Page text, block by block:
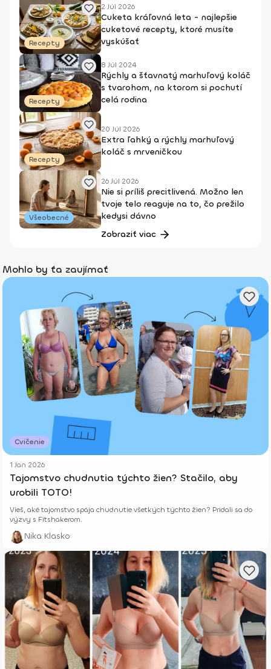
Recepty
2 Júl 2026
Cuketa kráľovná leta - najlepšie
cuketové recepty, ktoré musíte
vyskúšať
Recepty
8 Júl 2024
Rýchly a šťavnatý marhuľový koláč
s tvarohom, na ktorom si pochutí
celá rodina
Recepty
20 Júl 2026
Extra ľahký a rýchly marhuľový
koláč s mrveničkou
Všeobecné
26 Júl 2026
Nie si príliš precitlivená. Možno len
tvoje telo reaguje na to, čo prežilo
kedysi dávno
Zobraziť viac
Mohlo by ťa zaujímať
Cvičenie
1 Jan 2026
Tajomstvo chudnutia týchto žien? Stačilo, aby
urobili TOTO!
Vieš, aké tajomstvo spája chudnutie všetkých týchto žien? Pridali sa do
výzvy s Fitshakerom.
Nika Klasko